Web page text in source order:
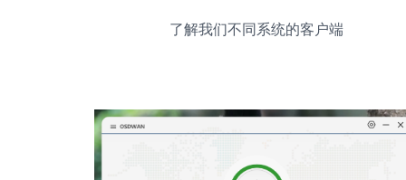
了解我们不同系统的客户端